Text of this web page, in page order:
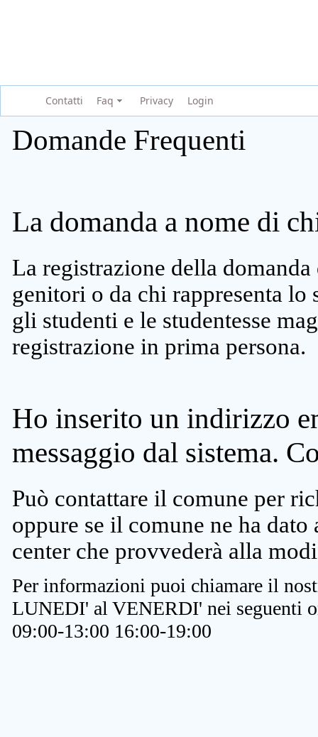
Contatti Faq Privacy Login
Domande Frequenti
La domanda a nome di
La registrazione della
genitori o da chi rappresenta lo
gli studenti e le studentesse
registrazione in prima persona.
Ho inserito un indirizzo
messaggio dal sistema.
Può contattare il comune per
oppure se il comune ne ha
center che provvederà alla
Per informazioni puoi chiamare il
LUNEDI' al VENERDI' nei seguenti
09:00-13:00 16:00-19:00